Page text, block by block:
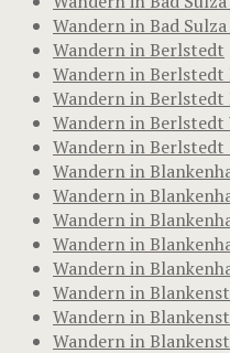
Wandern in Bad
Wandern in Berlstedt
Wandern in
Wandern in Berlstedt
Wandern in
Wandern in
Wandern in
Wandern in
Wandern in
Wandern in
Wandern in
Wandern in
Wandern in
Wandern in